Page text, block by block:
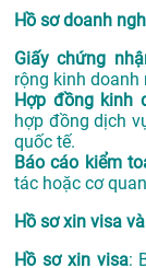
Hồ sơ doanh
Giấy chứng
rộng kinh doanh
Hợp đồng kinh
hợp đồng dịch
quốc tế.
Báo cáo kiểm
tác hoặc cơ
Hồ sơ xin visa
Hồ sơ xin visa: